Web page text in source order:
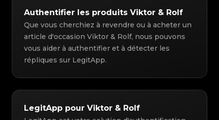
Authentifier les produits Viktor & Rolf
Que vous cherchiez à revendre ou à acheter un
article d'occasion Viktor & Rolf, nous pouvons
vous aider à authentifier et à détecter les
répliques sur LegitApp.
LegitApp pour Viktor & Rolf